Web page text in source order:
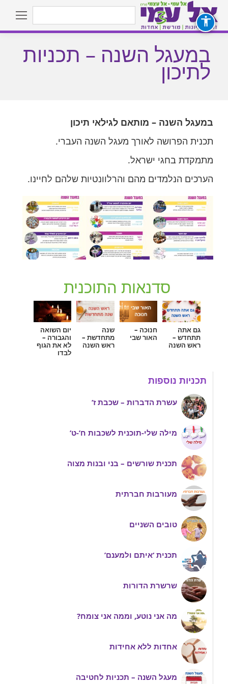
– שכבות ח’-ט’
שורשים – בני ובנות מצוה
חברתית
‘איתם ולמענם’
השנה – תכניות לחטיבה
השנה – תכניות לתיכון
You are here:
במעגל השנה – תכניות
לתיכון
במעגל השנה – מותאם לגילאי תיכון
תכנית הפרושה לאורך מעגל השנה העברי.
מתמקדת בחגי ישראל.
הערכים הנלמדים מהם והרלוונטיות שלהם לחיינו.
סדנאות התוכנית
גם אתה
תתחדש –
ראש השנה
חנוכה –
האור שבי
שנה
מתחדשת –
ראש השנה
יום השואה
והגבורה –
לא את הגוף
לבדו
תכניות נוספות
עשרת הדברות – שכבת ז’
מילה שלי-תוכנית לשכבות ח’-ט’
תכנית שורשים – בני ובנות מצוה
מעורבות חברתית
טובים השניים
תכנית ‘איתם ולמענם’
שרשרת הדורות
מה אני נוטע, וממה אני צומח?
אחדות ללא אחידות
מעגל השנה – תכניות לחטיבה